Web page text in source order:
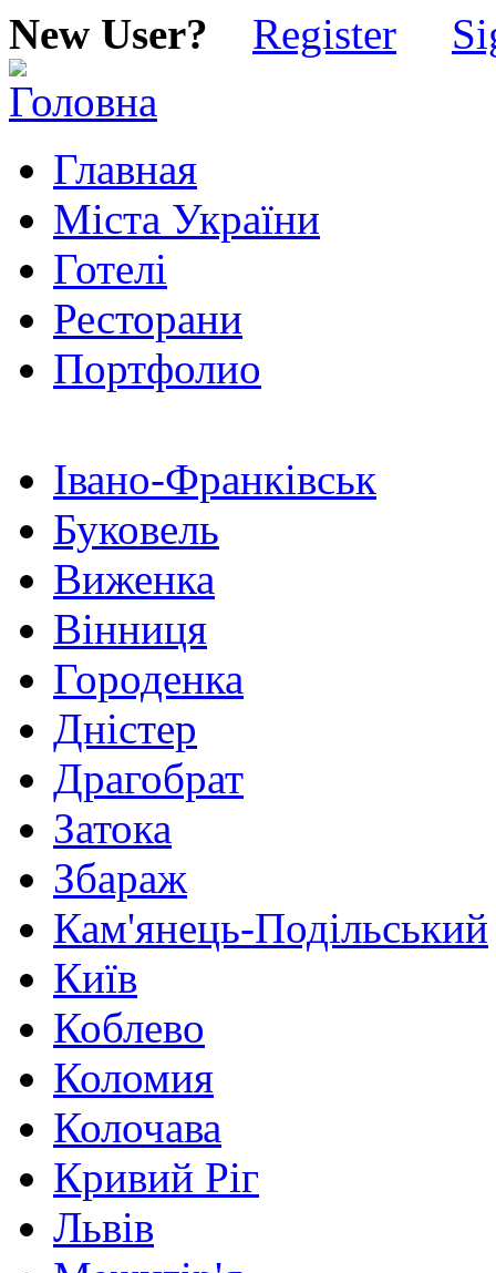
New User? Register
Главная
Міста України
Готелі
Ресторани
Портфолио
Івано-Франківськ
Буковель
Виженка
Вінниця
Городенка
Дністер
Драгобрат
Затока
Збараж
Кам'янець-Подільський
Київ
Коблево
Коломия
Колочава
Кривий Ріг
Львів